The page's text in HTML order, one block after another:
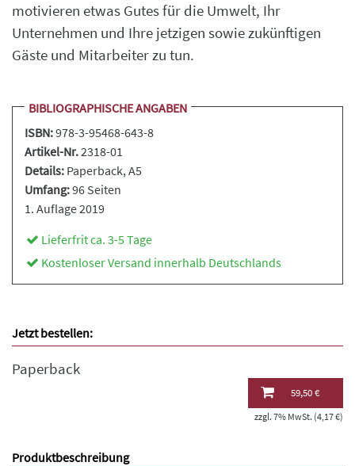
motivieren etwas Gutes für die Umwelt, Ihr
Unternehmen und Ihre jetzigen sowie zukünftigen
Gäste und Mitarbeiter zu tun.
BIBLIOGRAPHISCHE ANGABEN
ISBN:978-3-95468-643-8
Artikel-Nr.2318-01
Details: Paperback, A5
Umfang:96 Seiten
1. Auflage 2019
Lieferfrit ca. 3-5 Tage
Kostenloser Versand innerhalb Deutschlands
Jetzt bestellen:
Paperback
59,50 €
zzgl. 7% MwSt. (4,17 €)
Produktbeschreibung